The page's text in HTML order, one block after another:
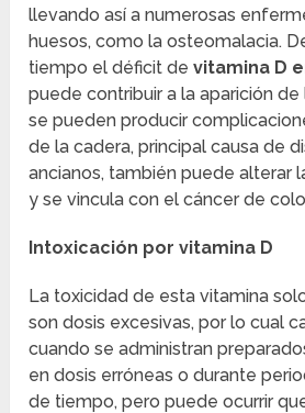
llevando así a numerosas
huesos, como la osteomalacia.
tiempo el déficit devitamina D
puede contribuir a la aparición
se pueden producir
de la cadera, principal causa de
ancianos, también puede alterar
y se vincula con el cáncer de
Intoxicación por vitamina D
La toxicidad de esta vitamina
son dosis excesivas, por lo cual
cuando se administran
en dosis erróneas o durante
de tiempo, pero puede ocurrir